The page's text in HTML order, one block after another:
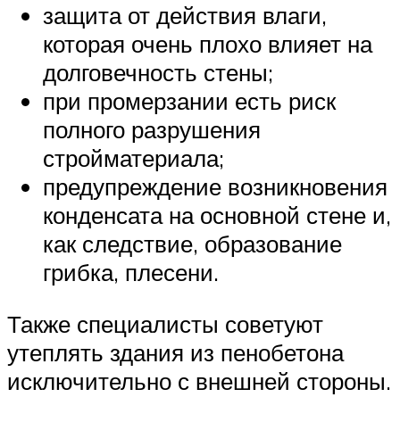
защита от действия влаги,
которая очень плохо влияет на
долговечность стены;
при промерзании есть риск
полного разрушения
стройматериала;
предупреждение возникновения
конденсата на основной стене и,
как следствие, образование
грибка, плесени.
Также специалисты советуют
утеплять здания из пенобетона
исключительно с внешней стороны.